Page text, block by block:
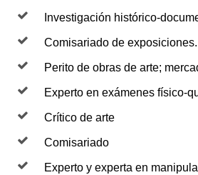
Investigación histórico-
Comisariado de exposiciones.
Perito de obras de arte;
Experto en exámenes físico-
Crítico de arte
Comisariado
Experto y experta en